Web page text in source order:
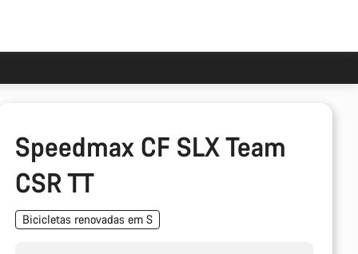
Speedmax CF SLX Team
CSR TT
Bicicletas renovadas em S